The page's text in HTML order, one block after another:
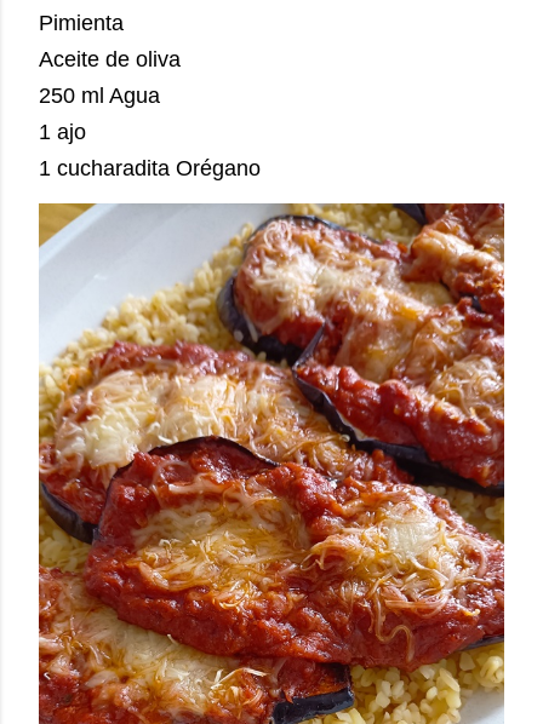
Pimienta
Aceite de oliva
250 ml Agua
1 ajo
1 cucharadita Orégano